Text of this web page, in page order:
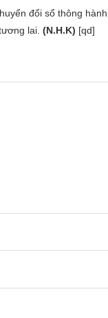
đổi sổ thông hành
lai. (N.H.K) [qd]